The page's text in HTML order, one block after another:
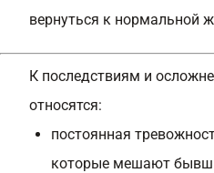
вернуться к нормальной
К последствиям и
относятся:
постоянная
которые мешают